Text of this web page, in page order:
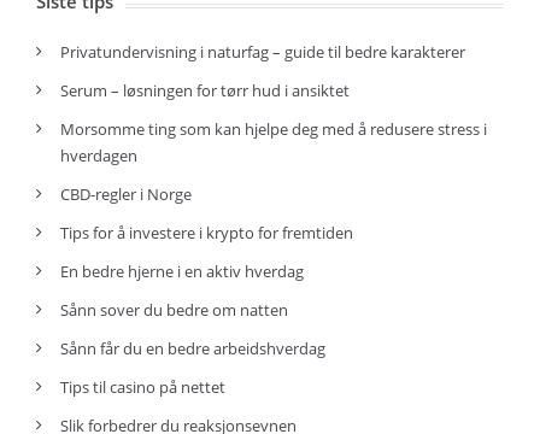
Privatundervisning i naturfag – guide til bedre karakterer
Serum – løsningen for tørr hud i ansiktet
Morsomme ting som kan hjelpe deg med å redusere stress i
hverdagen
CBD-regler i Norge
Tips for å investere i krypto for fremtiden
En bedre hjerne i en aktiv hverdag
Sånn sover du bedre om natten
Sånn får du en bedre arbeidshverdag
Tips til casino på nettet
Slik forbedrer du reaksjonsevnen